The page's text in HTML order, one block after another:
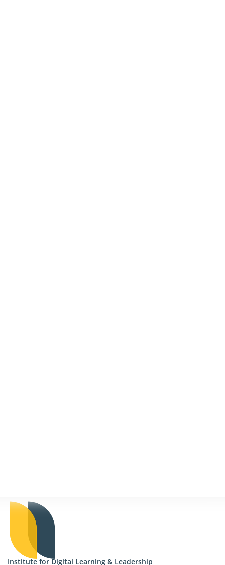
Institute for Digital Learning & Leadership